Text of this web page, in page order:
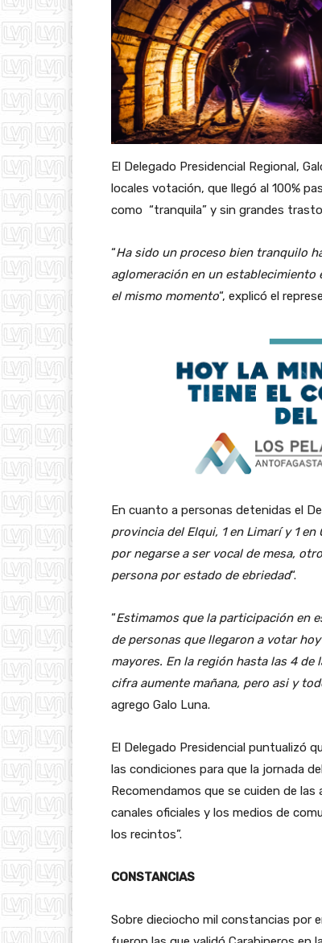
El Delegado Presidencial Regional,
locales votación, que llegó al 100%
como “tranquila” y sin grandes
“Ha sido un proceso bien tranquilo
aglomeración en un establecimiento
el mismo momento“, explicó el
En cuanto a personas detenidas el
provincia del Elqui, 1 en Limarí y 1
por negarse a ser vocal de mesa,
persona por estado de ebriedad“.
“Estimamos que la participación en
de personas que llegaron a votar
mayores. En la región hasta las 4 de
cifra aumente mañana, pero asi y
agrego Galo Luna.
El Delegado Presidencial puntualizó
las condiciones para que la jornada
Recomendamos que se cuiden de
canales oficiales y los medios de
los recintos”.
CONSTANCIAS
Sobre dieciocho mil constancias por